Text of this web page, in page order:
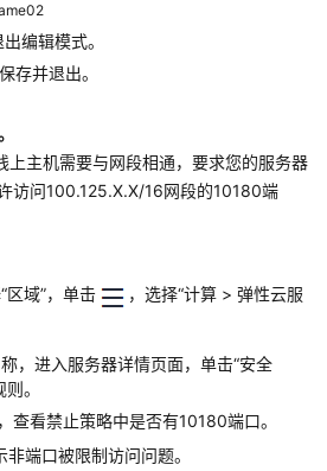
出编辑模式。
存并退出。
上主机需要与网段相通，要求您的服务器
访问100.125.X.X/16网段的10180端
“区域”，单击 ，选择“计算 > 弹性云服
，进入服务器详情页面，单击“安全
。
，查看禁止策略中是否有10180端口。
端口被限制访问问题。